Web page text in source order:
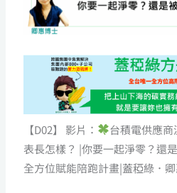
【D02】 影片：
台積電供應
表長怎樣？ |你要一起淨零？還
全方位賦能陪跑計畫|蓋稏綠．